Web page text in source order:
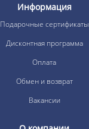
Информация
Подарочные сертификаты
Дисконтная программа
Оплата
Обмен и возврат
Вакансии